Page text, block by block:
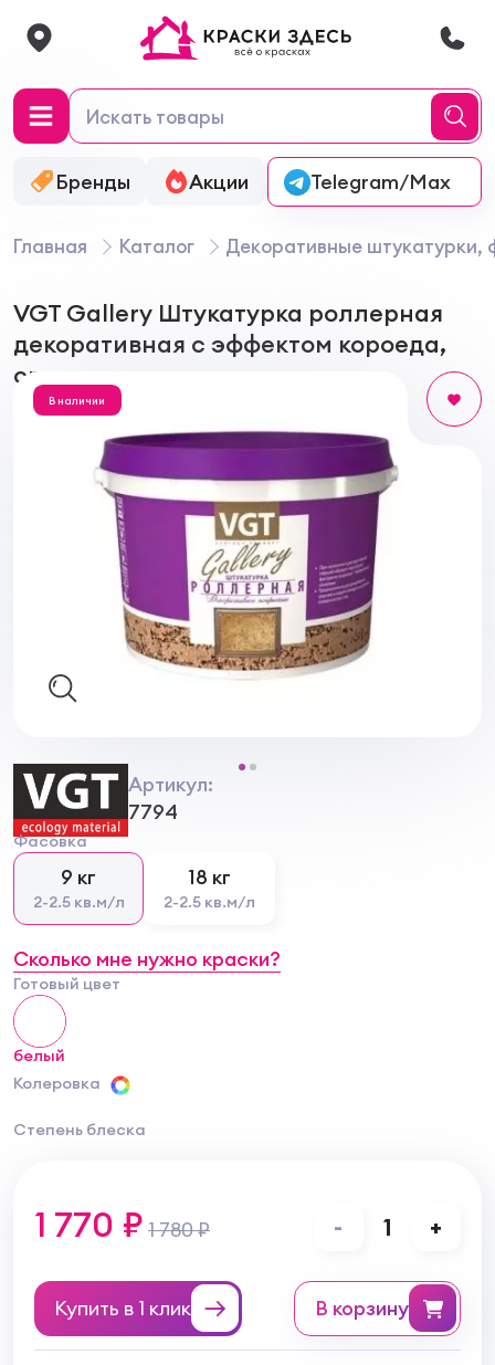
Бренды Акции Онлайн-колеровка
Telegram/Max
Главная Каталог Декоративные штукатурки,
VGT Gallery Штукатурка роллерная
декоративная с эффектом короеда,
среднезернистая
В наличии
Артикул:
7794
Фасовка
9 кг
2-2.5 кв.м/л
18 кг
2-2.5 кв.м/л
Сколько мне нужно краски?
Готовый цвет
белый
Колеровка
Степень блеска
1 770 ₽ 1 780 ₽ - 1 +
Купить в 1 клик в корзину